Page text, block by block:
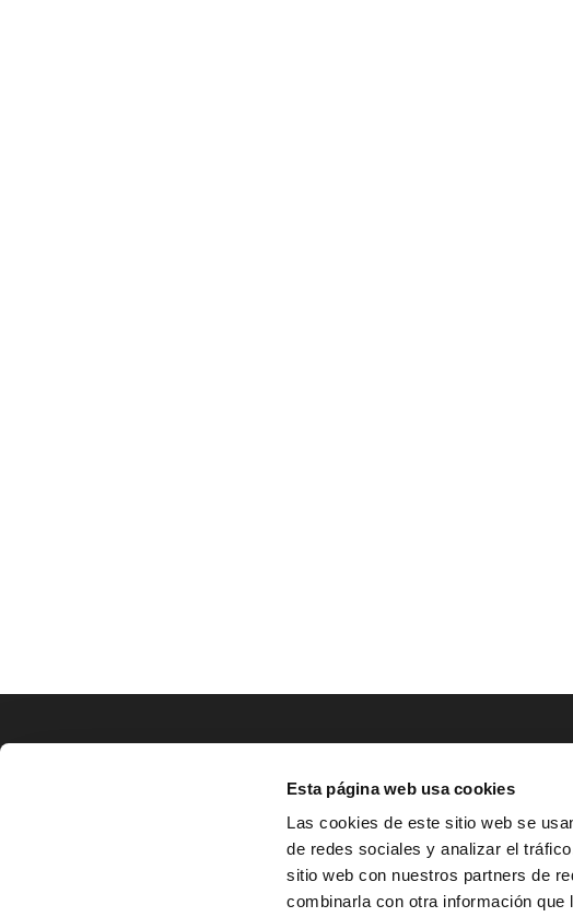
Esta página web usa cookies
Las cookies de este sitio web se
de redes sociales y analizar el
sitio web con nuestros partners de
combinarla con otra información
LOCALIZACIÓN
Av. Zaragoza, Nº37, 1ºB,
31500 Tudela, Navarra
CONTACTO
 Tel.:
